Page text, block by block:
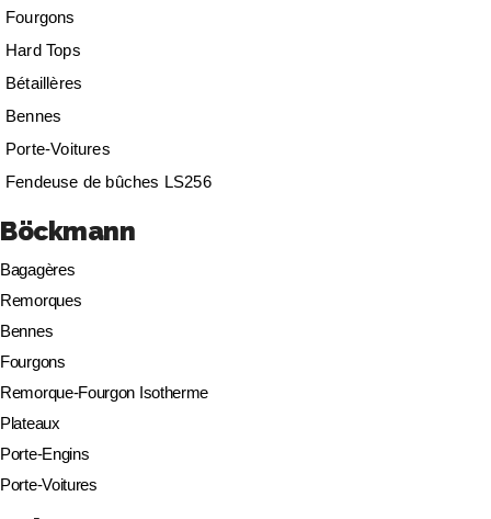
Fourgons
Hard Tops
Bétaillères
Bennes
Porte-Voitures
Fendeuse de bûches LS256
Böckmann
Bagagères
Remorques
Bennes
Fourgons
Remorque-Fourgon Isotherme
Plateaux
Porte-Engins
Porte-Voitures